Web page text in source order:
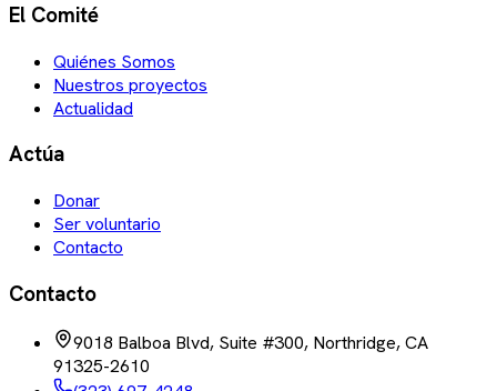
El Comité
Quiénes Somos
Nuestros proyectos
Actualidad
Actúa
Donar
Ser voluntario
Contacto
Contacto
9018 Balboa Blvd, Suite #300, Northridge, CA
91325-2610